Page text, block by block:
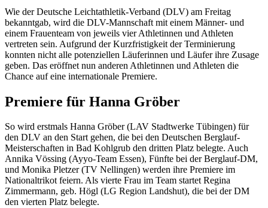
Wie der Deutsche Leichtathletik-Verband (DLV) am Freitag
bekanntgab, wird die DLV-Mannschaft mit einem Männer- und
einem Frauenteam von jeweils vier Athletinnen und Athleten
vertreten sein. Aufgrund der Kurzfristigkeit der Terminierung
konnten nicht alle potenziellen Läuferinnen und Läufer ihre Zusage
geben. Das eröffnet nun anderen Athletinnen und Athleten die
Chance auf eine internationale Premiere.
Premiere für Hanna Gröber
So wird erstmals Hanna Gröber (LAV Stadtwerke Tübingen) für
den DLV an den Start gehen, die bei den Deutschen Berglauf-
Meisterschaften in Bad Kohlgrub den dritten Platz belegte. Auch
Annika Vössing (Ayyo-Team Essen), Fünfte bei der Berglauf-DM,
und Monika Pletzer (TV Nellingen) werden ihre Premiere im
Nationaltrikot feiern. Als vierte Frau im Team startet Regina
Zimmermann, geb. Högl (LG Region Landshut), die bei der DM
den vierten Platz belegte.